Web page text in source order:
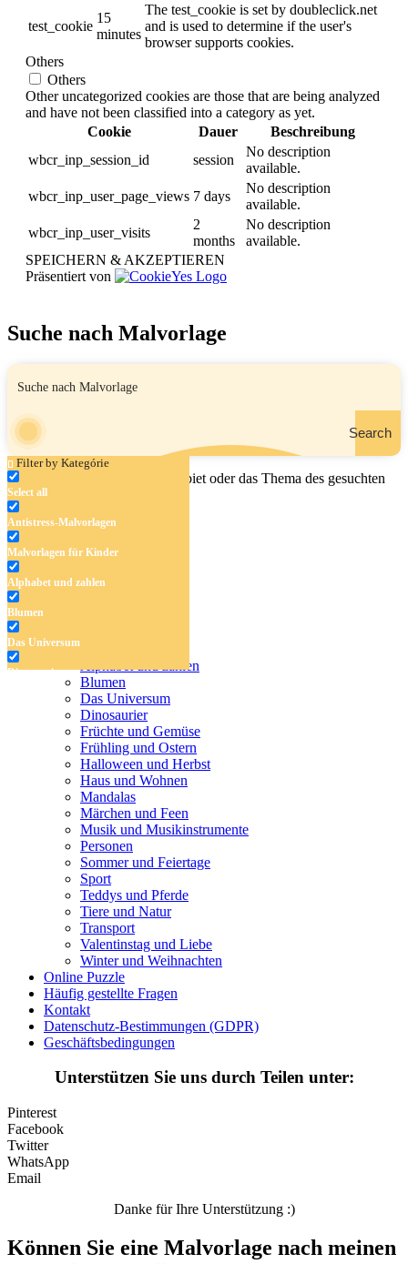
test_cookie
15
minutes
The test_cookie is set by doubleclick.net
and is used to determine if the user's
browser supports cookies.
Others
Others
Other uncategorized cookies are those that are being analyzed
and have not been classified into a category as yet.
Cookie
Dauer
Beschreibung
wbcr_inp_session_id
session
No description
available.
wbcr_inp_user_page_views 7 days
No description
available.
wbcr_inp_user_visits
2
months
No description
available.
SPEICHERN & AKZEPTIEREN
Präsentiert von
Suche nach Malvorlage
Search
Filter by Kategórie
Select all
Antistress-Malvorlagen
Malvorlagen für Kinder
Alphabet und zahlen
Blumen
Das Universum
Dinosaurier
Früchte und Gemüse
Frühling und Ostern
Halloween und Herbst
Haus und Wohnen
Märchen und Feen
Musik und Musikinstrumente
Sommer und Feiertage
Teddys und Pferde
Tiere und Natur
Winter und Weihnachten
Nezaradené
Unkategorisiert
Geben Sie den Namen, das Gebiet oder das Thema des gesuchten
Malbuchs ein.
Malvorlagen für Kinder
Alphabet und zahlen
Blumen
Das Universum
Dinosaurier
Früchte und Gemüse
Frühling und Ostern
Halloween und Herbst
Haus und Wohnen
Mandalas
Märchen und Feen
Musik und Musikinstrumente
Personen
Sommer und Feiertage
Sport
Teddys und Pferde
Tiere und Natur
Transport
Valentinstag und Liebe
Winter und Weihnachten
Online Puzzle
Häufig gestellte Fragen
Kontakt
Datenschutz-Bestimmungen (GDPR)
Geschäftsbedingungen
Unterstützen Sie uns durch Teilen unter:
Pinterest
Facebook
Twitter
WhatsApp
Email
Danke für Ihre Unterstützung :)
Können Sie eine Malvorlage nach meinen